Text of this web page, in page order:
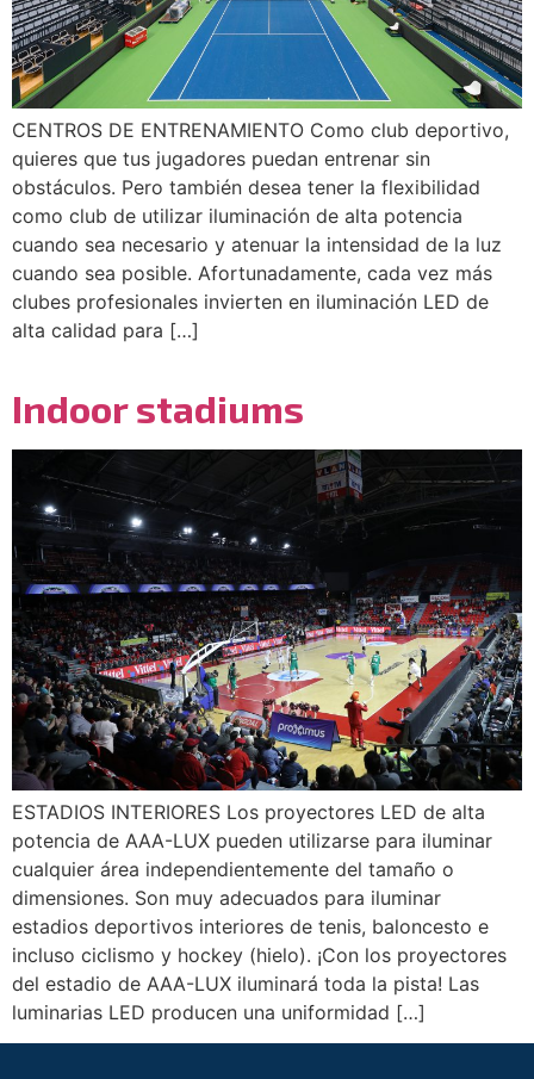
CENTROS DE ENTRENAMIENTO Como club deportivo,
quieres que tus jugadores puedan entrenar sin
obstáculos. Pero también desea tener la flexibilidad
como club de utilizar iluminación de alta potencia
cuando sea necesario y atenuar la intensidad de la luz
cuando sea posible. Afortunadamente, cada vez más
clubes profesionales invierten en iluminación LED de
alta calidad para […]
Indoor stadiums
ESTADIOS INTERIORES Los proyectores LED de alta
potencia de AAA-LUX pueden utilizarse para iluminar
cualquier área independientemente del tamaño o
dimensiones. Son muy adecuados para iluminar
estadios deportivos interiores de tenis, baloncesto e
incluso ciclismo y hockey (hielo). ¡Con los proyectores
del estadio de AAA-LUX iluminará toda la pista! Las
luminarias LED producen una uniformidad […]